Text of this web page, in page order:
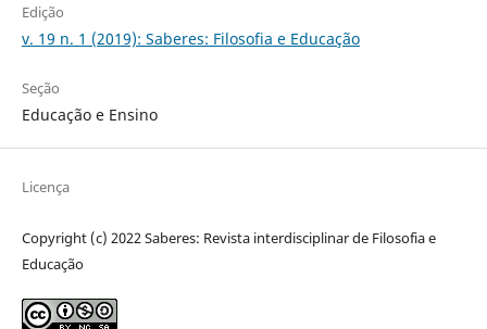
Edição
v. 19 n. 1 (2019): Saberes: Filosofia e Educação
Seção
Educação e Ensino
Licença
Copyright (c) 2022 Saberes: Revista interdisciplinar de Filosofia e
Educação